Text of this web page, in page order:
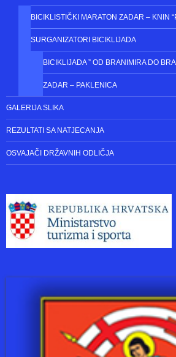
BICIKLISTIČKI MARATON ZADAR – KNIN
SURGANIZATORI BICIKLIJADA
BICIKLIJADA ” OD BRANIMIRA DO
ZADAR – PAKLENICA
GALERIJA SLIKA
REZULTATI SA NATJECANJA
OSVAJAČI DRŽAVNIH ODLIČJA